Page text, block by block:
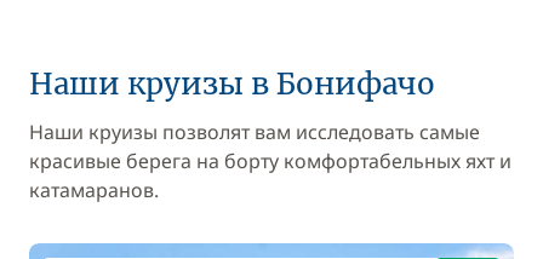
Наши круизы в Бонифачо
Наши круизы позволят вам исследовать самые
красивые берега на борту комфортабельных яхт и
катамаранов.